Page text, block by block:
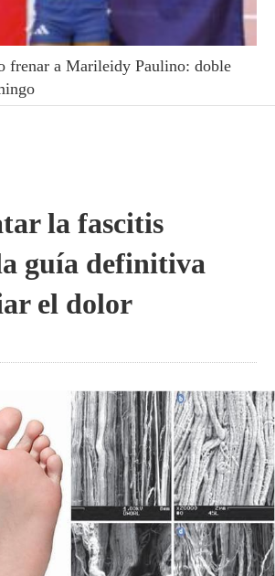
frenar a Marileidy Paulino: doble